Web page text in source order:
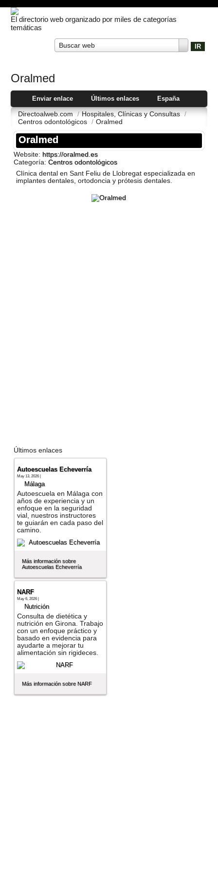
El directorio web organizado por miles de categorías
temáticas
Buscar web
Oralmed
Enviar enlace Últimos enlaces España
Directoalweb.com / Hospitales, Clí­nicas y Consultas /
Centros odontológicos / Oralmed
Oralmed
Website: https://oralmed.es
Categoría:Centros odontológicos
Clínica dental en Sant Feliu de Llobregat especializada en
implantes dentales, ortodoncia y prótesis dentales.
Últimos enlaces
Autoescuelas Echeverría
May 13, 2026 |
Málaga
Autoescuela en Málaga con
años de experiencia y un
enfoque en la seguridad
vial, nuestros instructores
te guiarán en cada paso del
camino.
Más información sobre
Autoescuelas Echeverría
NARF
May 6, 2026 |
Nutrición
Consulta de dietética y
nutrición en Girona. Trabajo
con un enfoque práctico y
basado en evidencia para
ayudarte a mejorar tu
alimentación sin rigideces.
Más información sobre NARF